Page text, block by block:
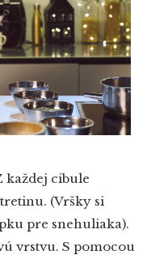
každej cibule
(Vršky si
pre snehuliaka).
vrstvu. S pomocou